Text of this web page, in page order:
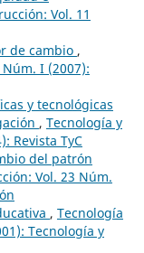
Vol. 11
de cambio ,
I (2007):
y tecnológicas
, Tecnología y
Revista TyC
del patrón
Vol. 23 Núm.
, Tecnología
Tecnología y